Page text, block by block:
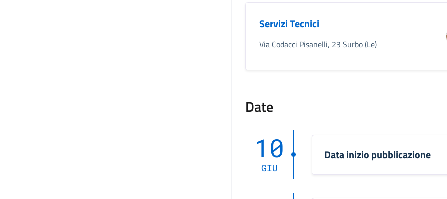
Servizi Tecnici
Via Codacci Pisanelli, 23 Surbo (Le)
Date
10
GIU
Data inizio pubblicazione